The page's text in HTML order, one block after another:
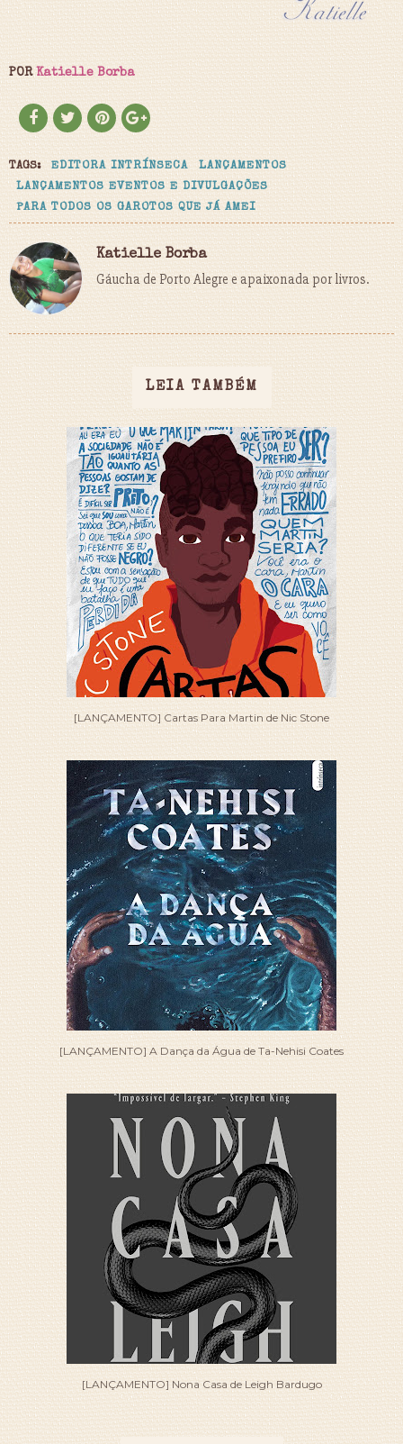
PORKatielle Borba
TAGS: EDITORA INTRÍNSECA
LANÇAMENTOS
LANÇAMENTOS EVENTOS E DIVULGAÇÕES
PARA TODOS OS GAROTOS QUE JÁ AMEI
Katielle Borba
Gáucha de Porto Alegre e apaixonada por livros.
LEIA TAMBÉM
[LANÇAMENTO] Cartas Para Martin de Nic Stone
[LANÇAMENTO] A Dança da Água de Ta-Nehisi Coates
[LANÇAMENTO] Nona Casa de Leigh Bardugo